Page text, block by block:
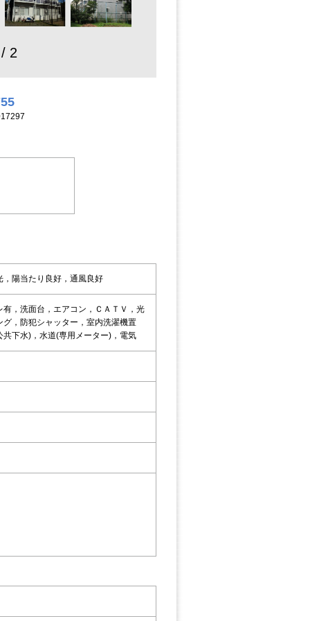
2
陽当たり良好，通風良好
，洗面台，エアコン，ＣＡＴＶ，光
，防犯シャッター，室内洗濯機置
下水)，水道(専用メーター)，電気